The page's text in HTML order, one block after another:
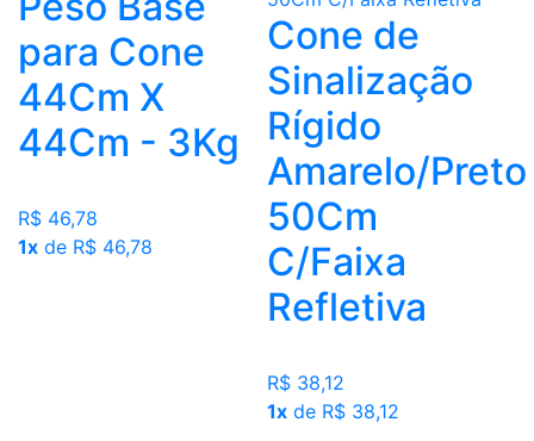
para Cone
44Cm X
44Cm - 3Kg
R$ 46,78
1x de R$ 46,78
Cone de
Sinalização
Rígido
Amarelo/Preto
50Cm
C/Faixa
Refletiva
R$ 38,12
1x de R$ 38,12